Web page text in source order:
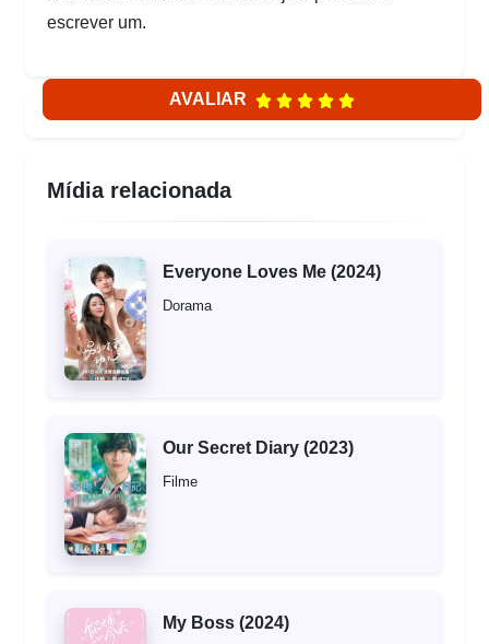
escrever um.
AVALIAR
Mídia relacionada
Everyone Loves Me (2024)
Dorama
Our Secret Diary (2023)
Filme
My Boss (2024)